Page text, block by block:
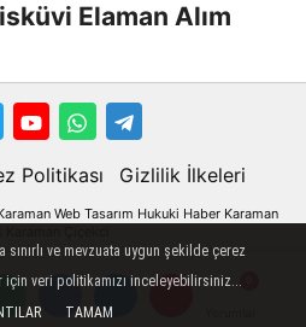
Elaman Alım
Politikası Gizlilik İlkeleri
Web Tasarım Hukuki Haber Karaman
Haber
ve mevzuata uygun şekilde çerez
için veri politikamızı inceleyebilirsiniz...
TAMAM